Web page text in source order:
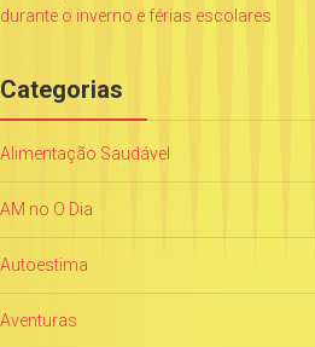
durante o inverno e férias escolares
Categorias
Alimentação Saudável
AM no O Dia
Autoestima
Aventuras